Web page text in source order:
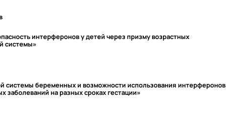
интерферонов у детей через призму возрастных
системы»
системы беременных и возможности использования интерферонов
заболеваний на разных сроках гестации»